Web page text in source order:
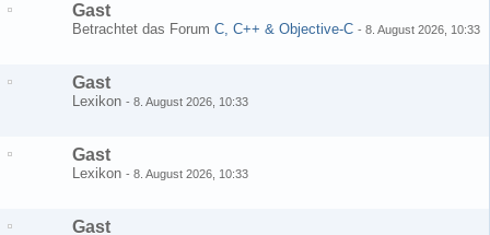
Gast
Betrachtet das Forum C, C++ & Objective-C - 8. August 2026, 10:33
Gast
Lexikon - 8. August 2026, 10:33
Gast
Lexikon - 8. August 2026, 10:33
Gast